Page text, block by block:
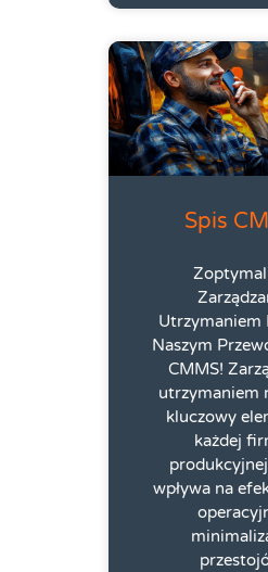
Spis
Utrzymaniem
Naszym
CMMS!
utrzymaniem
kluczowy
każdej
wpływa na